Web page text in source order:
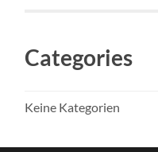
Categories
Keine Kategorien